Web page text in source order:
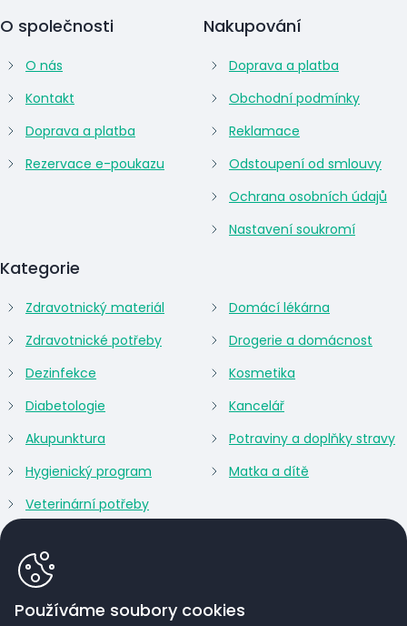
Používáme soubory cookies
O společnosti
O nás
Kontakt
Doprava a platba
Rezervace e-poukazu
Kategorie
Zdravotnický materiál
Zdravotnické potřeby
Dezinfekce
Diabetologie
Akupunktura
Hygienický program
Veterinární potřeby
Domácí lékárna
Drogerie a domácnost
Kosmetika
Kancelář
Potraviny a doplňky stravy
Matka a dítě
Nakupování
Doprava a platba
Obchodní podmínky
Reklamace
Odstoupení od smlouvy
Ochrana osobních údajů
Nastavení soukromí